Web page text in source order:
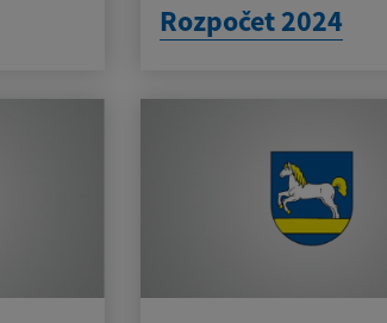
Rozpočet 2024